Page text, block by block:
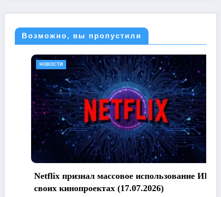
Возможно, вы пропустили
НОВОСТИ
Netflix признал массовое использование ИИ в
своих кинопроектах (17.07.2026)